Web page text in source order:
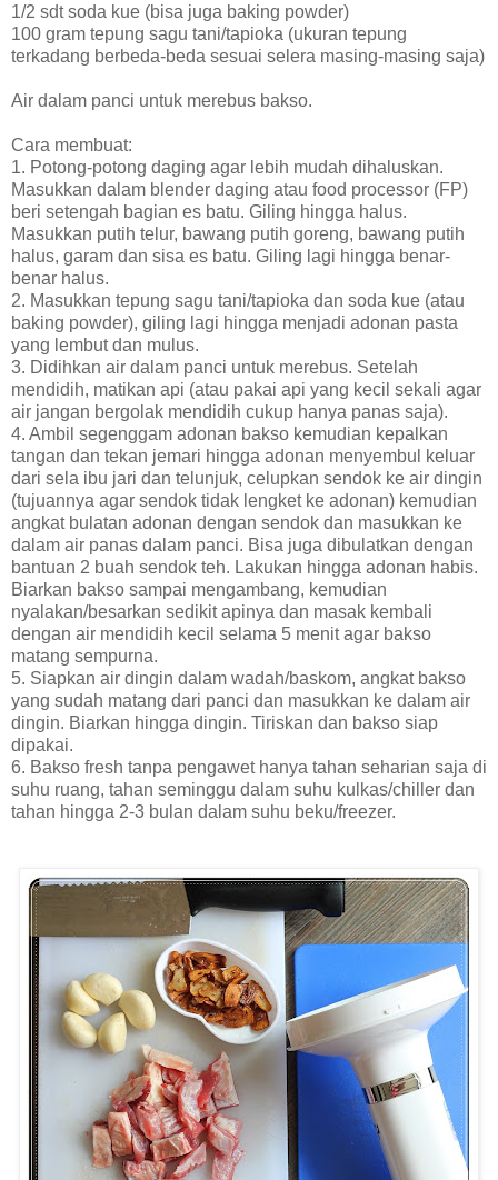
1/2 sdt soda kue (bisa juga baking powder)
100 gram tepung sagu tani/tapioka (ukuran tepung
terkadang berbeda-beda sesuai selera masing-masing saja)
Air dalam panci untuk merebus bakso.
Cara membuat:
1. Potong-potong daging agar lebih mudah dihaluskan.
Masukkan dalam blender daging atau food processor (FP)
beri setengah bagian es batu. Giling hingga halus.
Masukkan putih telur, bawang putih goreng, bawang putih
halus, garam dan sisa es batu. Giling lagi hingga benar-
benar halus.
2. Masukkan tepung sagu tani/tapioka dan soda kue (atau
baking powder), giling lagi hingga menjadi adonan pasta
yang lembut dan mulus.
3. Didihkan air dalam panci untuk merebus. Setelah
mendidih, matikan api (atau pakai api yang kecil sekali agar
air jangan bergolak mendidih cukup hanya panas saja).
4. Ambil segenggam adonan bakso kemudian kepalkan
tangan dan tekan jemari hingga adonan menyembul keluar
dari sela ibu jari dan telunjuk, celupkan sendok ke air dingin
(tujuannya agar sendok tidak lengket ke adonan) kemudian
angkat bulatan adonan dengan sendok dan masukkan ke
dalam air panas dalam panci. Bisa juga dibulatkan dengan
bantuan 2 buah sendok teh. Lakukan hingga adonan habis.
Biarkan bakso sampai mengambang, kemudian
nyalakan/besarkan sedikit apinya dan masak kembali
dengan air mendidih kecil selama 5 menit agar bakso
matang sempurna.
5. Siapkan air dingin dalam wadah/baskom, angkat bakso
yang sudah matang dari panci dan masukkan ke dalam air
dingin. Biarkan hingga dingin. Tiriskan dan bakso siap
dipakai.
6. Bakso fresh tanpa pengawet hanya tahan seharian saja di
suhu ruang, tahan seminggu dalam suhu kulkas/chiller dan
tahan hingga 2-3 bulan dalam suhu beku/freezer.